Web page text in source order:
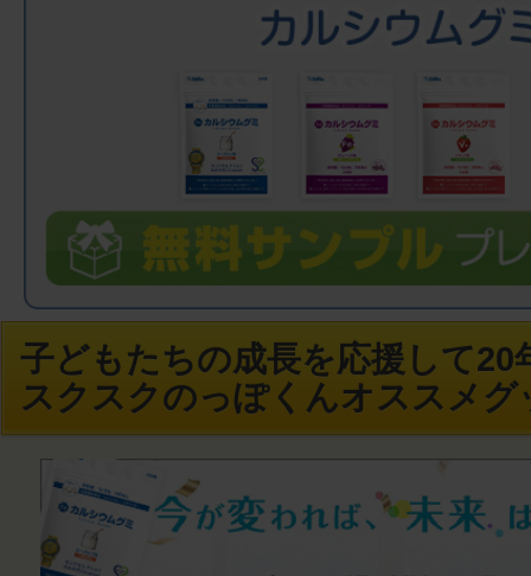
子どもたちの成長を応援して20
スクスクのっぽくんオススメグ